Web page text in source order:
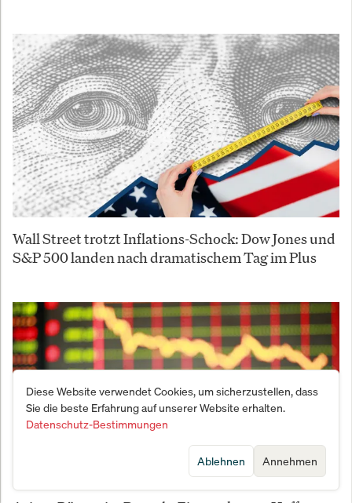
Wall Street trotzt Inflations-Schock: Dow Jones und
S&P 500 landen nach dramatischem Tag im Plus
Diese Website verwendet Cookies, um sicherzustellen, dass
Sie die beste Erfahrung auf unserer Website erhalten.
Datenschutz-Bestimmungen
Annehmen
Ablehnen